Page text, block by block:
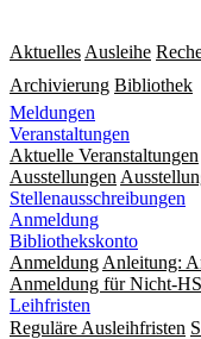
Aktuelles Ausleihe
Archivierung Bibliothek
Meldungen
Veranstaltungen
Aktuelle Veranstaltungen
Ausstellungen
Stellenausschreibungen
Anmeldung
Bibliothekskonto
Anmeldung Anleitung:
Anmeldung für Nicht-
Leihfristen
Reguläre Ausleihfristen